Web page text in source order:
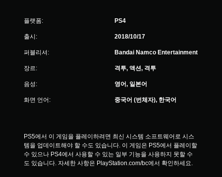
플랫폼: PS4
출시: 2018/10/17
퍼블리셔: Bandai Namco Entertainment
장르: 격투, 액션, 격투
음성: 영어, 일본어
화면 언어: 중국어 (번체자), 한국어
PS5에서 이 게임을 플레이하려면 최신 시스템 소프트웨어로 시스
템을 업데이트해야 할 수도 있습니다. 이 게임은 PS5에서 플레이할
수 있으나 PS4에서 사용할 수 있는 일부 기능을 사용하지 못할 수
도 있습니다. 자세한 사항은 PlayStation.com/bc에서 확인하세요.